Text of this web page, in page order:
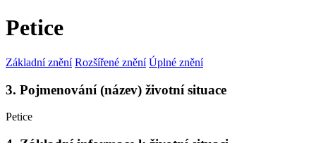
Petice
Základní znění Rozšířené znění Úplné znění
3. Pojmenování (název) životní situace
Petice